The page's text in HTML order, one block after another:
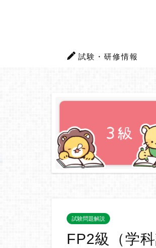
試験・研修情報
試験問題解説
FP2級（学